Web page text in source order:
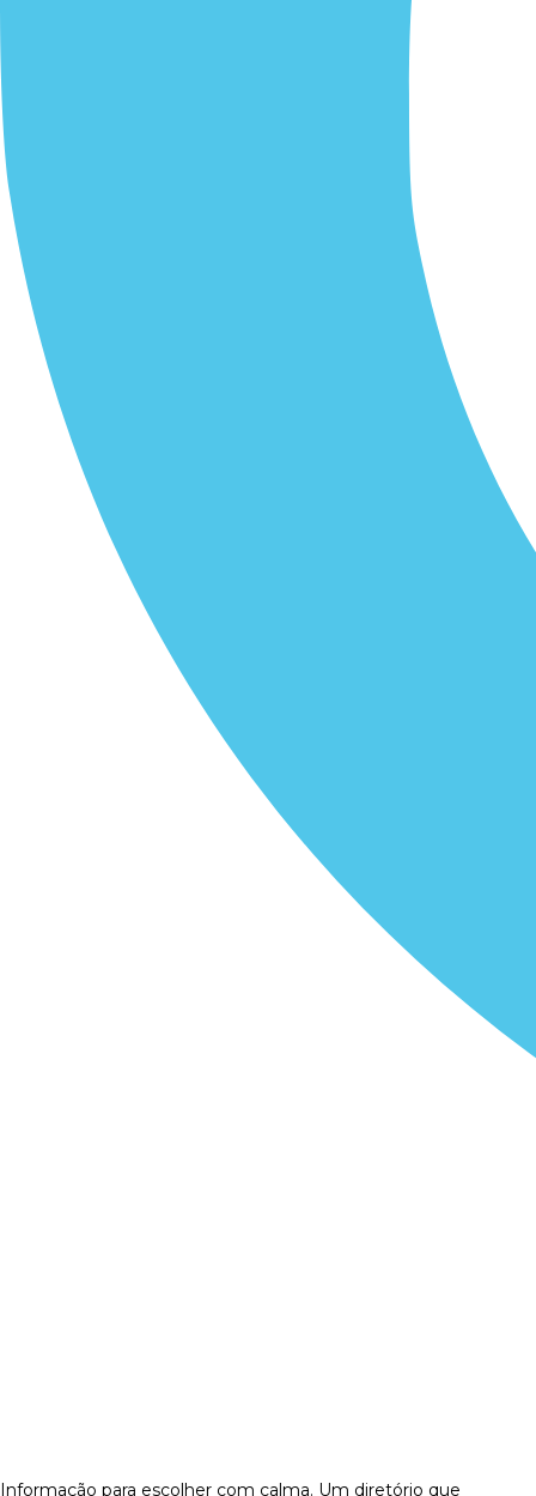
Informação para escolher com calma. Um diretório que